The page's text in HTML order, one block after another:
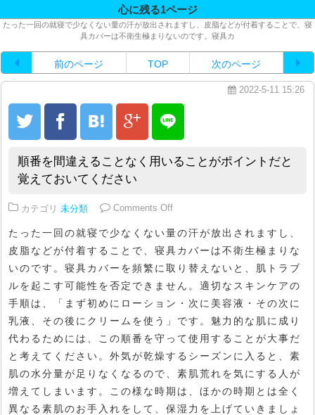
心に残る1ページ
たった一回の就寝で少なくない量の汗が放出されますし、皮脂などが付着することで、寝
具カバーは不衛生極まりないのです。寝具カ
前のページ TOP 次のページ
2022-5-11 15:26
順番を間違えることなく用いることがポイントだと
覚えておいてください
カテゴリ 未分類 Comments Offon 順番を間違えることなく用い
たった一回の就寝で少なくない量の汗が放出されますし、
皮脂などが付着することで、寝具カバーは不衛生極まりな
いのです。寝具カバーを頻繁に取り替えないと、肌トラブ
ルを起こす可能性を否定できません。適切なスキンケアの
手順は、「まず初めにローション・次に美容液・その次に
乳液、その後にクリームを使う」です。魅力的な肌に成り
代わるためには、この順番を守って使用することが大事だ
と考えてください。外気が乾燥するシーズンに入ると、素
肌の水分量が足りなくなるので、素肌荒れを気にする人が
増えてしまいます。この様な時期は、ほかの時期とは全く
異なる素肌のお手入れをして、保湿力を上げていきましょ